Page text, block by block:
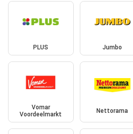
PLUS Jumbo
Vomar
Voordeelmarkt
Nettorama